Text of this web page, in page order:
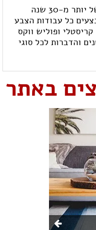
חברת אחים פהלבני בעלת ניסיון של יותר מ-30 שנה
כל עבודות הצבע
ופוליש ווקס
והדברות לכל סוגי
באתר